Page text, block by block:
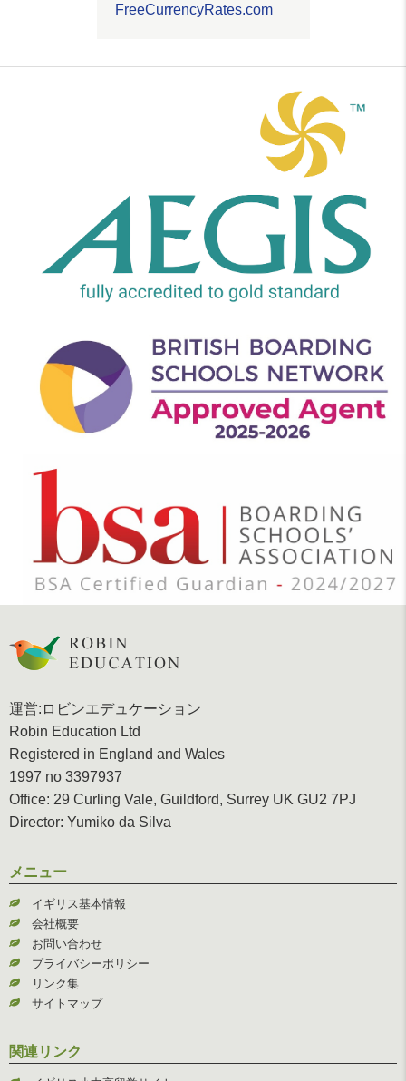
FreeCurrencyRates.com
運営:ロビンエデュケーション
Robin Education Ltd
Registered in England and Wales
1997 no 3397937
Office: 29 Curling Vale, Guildford, Surrey UK GU2 7PJ
Director: Yumiko da Silva
メニュー
イギリス基本情報
会社概要
お問い合わせ
プライバシーポリシー
リンク集
サイトマップ
関連リンク